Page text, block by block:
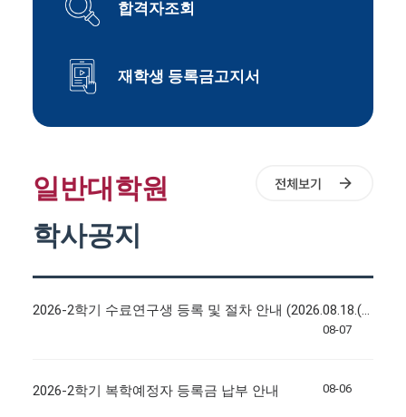
합격자조회
재학생 등록금고지서
일반대학원
학사공지
2026-2학기 수료연구생 등록 및 절차 안내 (2026.08.18.(화)~ 08.21.(금) 15:00까지)
08-07
2026-2학기 복학예정자 등록금 납부 안내 08-06